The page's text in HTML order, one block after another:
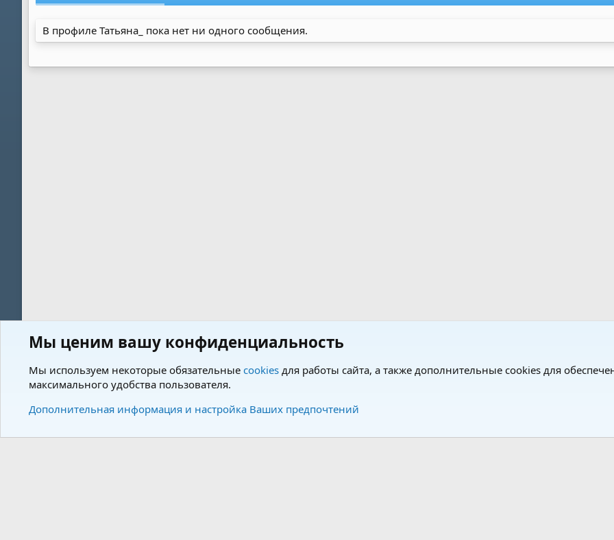
В профиле Татьяна_ пока нет ни одного сообщения.
Мы ценим вашу конфиденциальность
Мы используем некоторые обязательные cookies для работы сайта, а также дополнительные cookies для
максимального удобства пользователя.
Дополнительная информация и настройка Ваших предпочтений